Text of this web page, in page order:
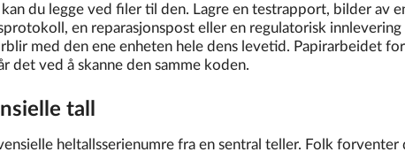
du legge ved filer til den. Lagre en testrapport, bilder av
en reparasjonspost eller en regulatorisk innlevering
med den ene enheten hele dens levetid. Papirarbeidet
det ved å skanne den samme koden.
tall
heltallsserienumre fra en sentral teller. Folk forventer